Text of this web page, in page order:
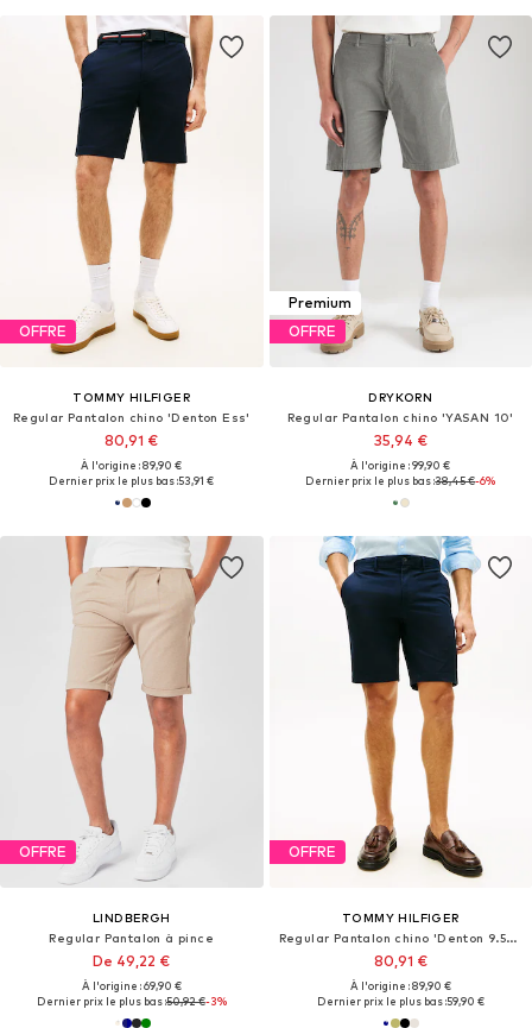
OFFRE
TOMMY HILFIGER
Regular Pantalon chino 'Denton Ess'
80,91 €
À l'origine : 89,90 €
Dernier prix le plus bas :53,91 €
Premium
OFFRE
DRYKORN
Regular Pantalon chino 'YASAN 10'
35,94 €
À l'origine : 99,90 €
Dernier prix le plus bas :38,45 €-6%
OFFRE
LINDBERGH
Regular Pantalon à pince
De 49,22 €
À l'origine : 69,90 €
Dernier prix le plus bas :50,92 €-3%
OFFRE
TOMMY HILFIGER
Regular Pantalon chino 'Denton 9.5" Inseam Chino'
80,91 €
À l'origine : 89,90 €
Dernier prix le plus bas :59,90 €